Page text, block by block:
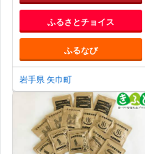
ふるさとチョイス
ふるなび
岩手県 矢巾町